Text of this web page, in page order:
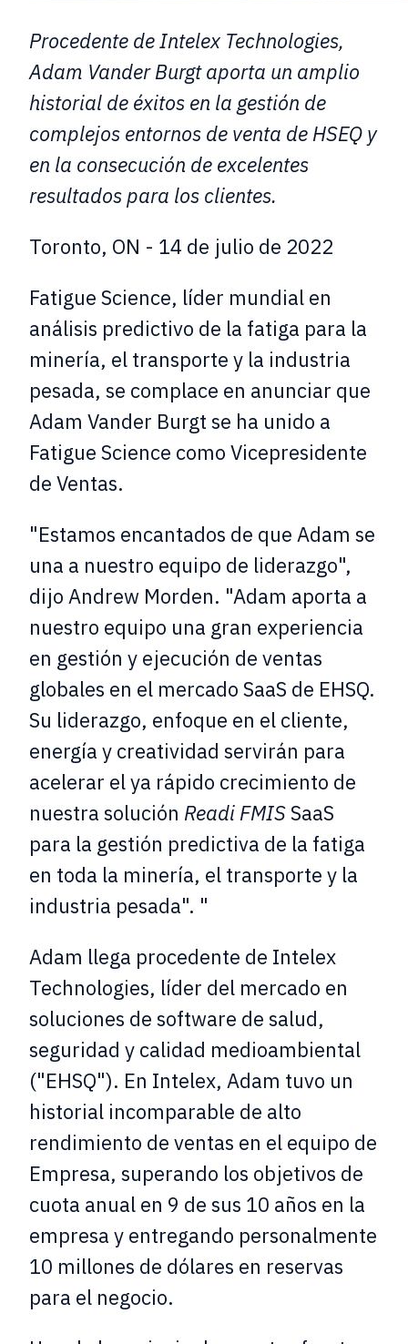
Procedente de Intelex Technologies,
Adam Vander Burgt aporta un amplio
historial de éxitos en la gestión de
complejos entornos de venta de HSEQ y
en la consecución de excelentes
resultados para los clientes.
Toronto, ON - 14 de julio de 2022
Fatigue Science, líder mundial en
análisis predictivo de la fatiga para la
minería, el transporte y la industria
pesada, se complace en anunciar que
Adam Vander Burgt se ha unido a
Fatigue Science como Vicepresidente
de Ventas.
"Estamos encantados de que Adam se
una a nuestro equipo de liderazgo",
dijo Andrew Morden. "Adam aporta a
nuestro equipo una gran experiencia
en gestión y ejecución de ventas
globales en el mercado SaaS de EHSQ.
Su liderazgo, enfoque en el cliente,
energía y creatividad servirán para
acelerar el ya rápido crecimiento de
nuestra solución Readi FMISSaaS
para la gestión predictiva de la fatiga
en toda la minería, el transporte y la
industria pesada". "
Adam llega procedente de Intelex
Technologies, líder del mercado en
soluciones de software de salud,
seguridad y calidad medioambiental
("EHSQ"). En Intelex, Adam tuvo un
historial incomparable de alto
rendimiento de ventas en el equipo de
Empresa, superando los objetivos de
cuota anual en 9 de sus 10 años en la
empresa y entregando personalmente
10 millones de dólares en reservas
para el negocio.